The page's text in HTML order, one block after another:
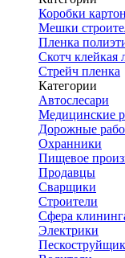
Коробки
Мешки
Пленка
Скотч клейкая
Стрейч пленка
Категории
Автослесари
Медицинские
Дорожные
Охранники
Пищевое
Продавцы
Сварщики
Строители
Сфера
Электрики